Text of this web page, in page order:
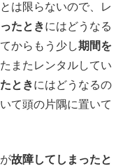
は限らないので、レ
たときにはどうなる
からもう少し期間を
またレンタルしてい
ときにはどうなるの
て頭の片隅に置いて
故障してしまったと